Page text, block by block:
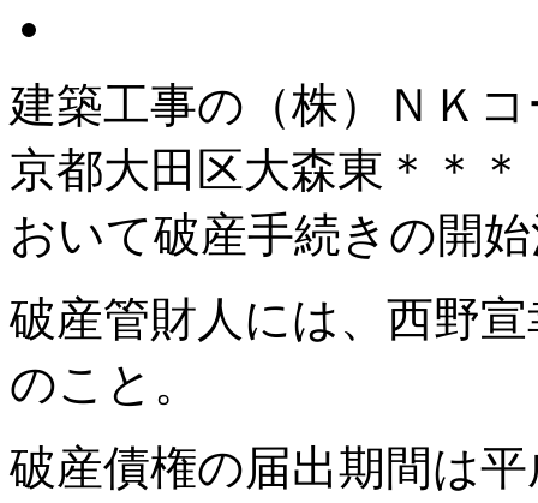
建築工事の（株）ＮＫ
京都大田区大森東＊＊
おいて破産手続きの開
破産管財人には、西野
のこと。
破産債権の届出期間は